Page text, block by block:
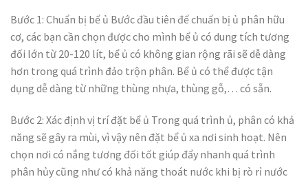
Bước 1: Chuẩn bị bể ủ Bước đầu tiên để chuẩn bị ủ phân hữu
cơ, các bạn cần chọn được cho mình bể ủ có dung tích tương
đối lớn từ 20-120 lít, bể ủ có không gian rộng rãi sẽ dễ dàng
hơn trong quá trình đảo trộn phân. Bể ủ có thể được tận
dụng dễ dàng từ những thùng nhựa, thùng gỗ,… có sẵn.
Bước 2: Xác định vị trí đặt bể ủ Trong quá trình ủ, phân có khả
năng sẽ gây ra mùi, vì vậy nên đặt bể ủ xa nơi sinh hoạt. Nên
chọn nơi có nắng tương đối tốt giúp đẩy nhanh quá trình
phân hủy cũng như có khả năng thoát nước khi bị rò rỉ nước